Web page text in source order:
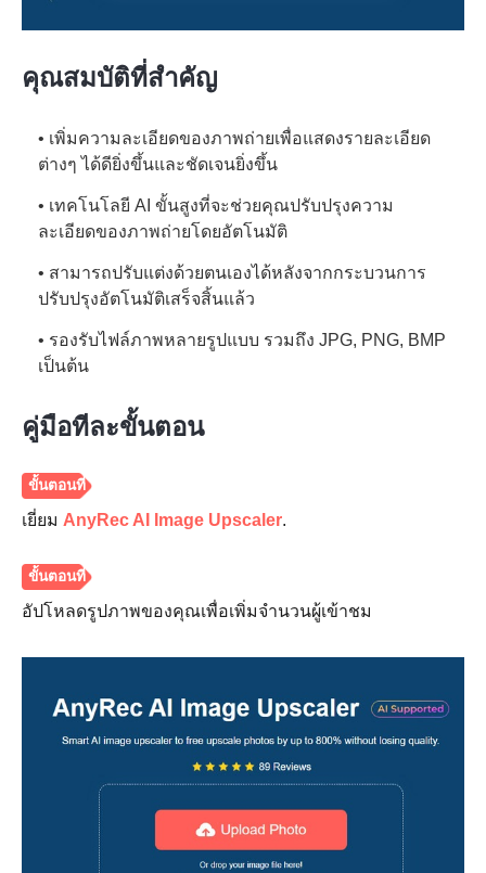
คุณสมบัติที่สำคัญ
• เพิ่มความละเอียดของภาพถ่ายเพื่อแสดงรายละเอียด
ต่างๆ ได้ดียิ่งขึ้นและชัดเจนยิ่งขึ้น
• เทคโนโลยี AI ขั้นสูงที่จะช่วยคุณปรับปรุงความ
ละเอียดของภาพถ่ายโดยอัตโนมัติ
• สามารถปรับแต่งด้วยตนเองได้หลังจากกระบวนการ
ปรับปรุงอัตโนมัติเสร็จสิ้นแล้ว
• รองรับไฟล์ภาพหลายรูปแบบ รวมถึง JPG, PNG, BMP
เป็นต้น
คู่มือทีละขั้นตอน
เยี่ยม AnyRec AI Image Upscaler.
อัปโหลดรูปภาพของคุณเพื่อเพิ่มจำนวนผู้เข้าชม